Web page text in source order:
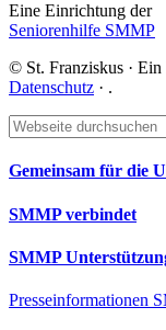
Eine Einrichtung der
Seniorenhilfe SMMP
© St. Franziskus · Ein
Datenschutz · .
Footer
Webseite
durchsuchen
Gemeinsam für die
SMMP verbindet
SMMP
Presseinformationen